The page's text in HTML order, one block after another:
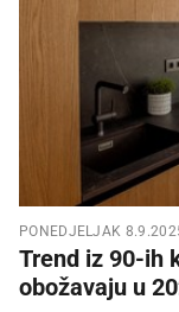
PONEDJELJAK
Trend iz 90-ih
obožavaju u